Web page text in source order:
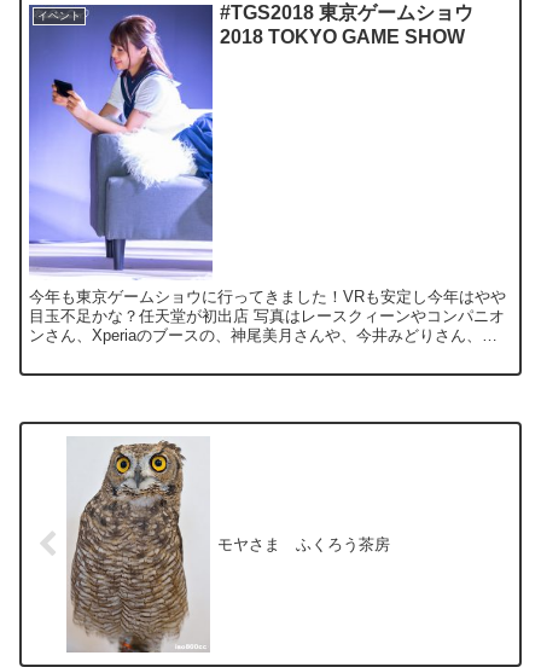
イベント
#TGS2018 東京ゲームショウ
2018 TOKYO GAME SHOW
今年も東京ゲームショウに行ってきました！VRも安定し今年はやや
目玉不足かな？任天堂が初出店 写真はレースクィーンやコンパニオ
ンさん、Xperiaのブースの、神尾美月さんや、今井みどりさん、
モヤさま ふくろう茶房